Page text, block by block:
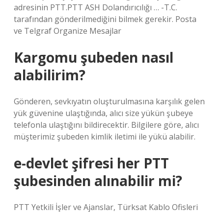
adresinin PTT.PTT ASH Dolandırıcılığı … -T.C.
tarafından gönderilmediğini bilmek gerekir. Posta
ve Telgraf Organize Mesajlar
Kargomu şubeden nasıl
alabilirim?
Gönderen, sevkıyatın oluşturulmasına karşılık gelen
yük güvenine ulaştığında, alıcı size yükün şubeye
telefonla ulaştığını bildirecektir. Bilgilere göre, alıcı
müşterimiz şubeden kimlik iletimi ile yükü alabilir.
e-devlet şifresi her PTT
şubesinden alınabilir mi?
PTT Yetkili İşler ve Ajanslar, Türksat Kablo Ofisleri